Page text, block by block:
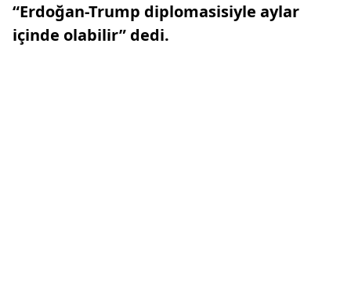
“Erdoğan-Trump diplomasisiyle aylar
içinde olabilir” dedi.